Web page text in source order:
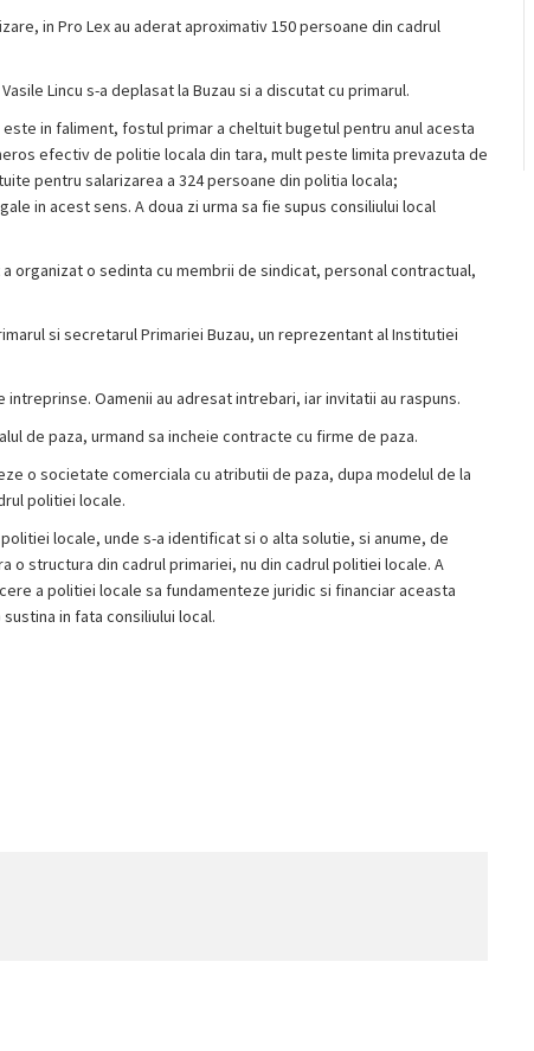
in Pro Lex au aderat aproximativ 150 persoane din cadrul
Lincu s-a deplasat la Buzau si a discutat cu primarul.
in faliment, fostul primar a cheltuit bugetul pentru anul acesta
efectiv de politie locala din tara, mult peste limita prevazuta de
pentru salarizarea a 324 persoane din politia locala;
in acest sens. A doua zi urma sa fie supus consiliului local
organizat o sedinta cu membrii de sindicat, personal contractual,
si secretarul Primariei Buzau, un reprezentant al Institutiei
Oamenii au adresat intrebari, iar invitatii au raspuns.
de paza, urmand sa incheie contracte cu firme de paza.
o societate comerciala cu atributii de paza, dupa modelul de la
politiei locale.
locale, unde s-a identificat si o alta solutie, si anume, de
o structura din cadrul primariei, nu din cadrul politiei locale. A
a politiei locale sa fundamenteze juridic si financiar aceasta
in fata consiliului local.